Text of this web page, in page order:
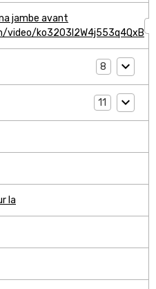
jambe avant
video/ko3203l2W4j553q4QxB
8
11
la